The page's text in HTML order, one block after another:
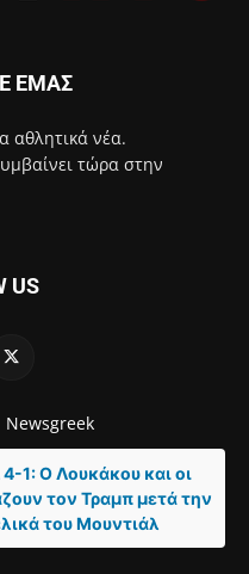
ΕΜΑΣ
αθλητικά νέα.
τώρα στην
US
Newsgreek
1: Ο Λουκάκου και οι
τον Τραμπ μετά την
του Μουντιάλ